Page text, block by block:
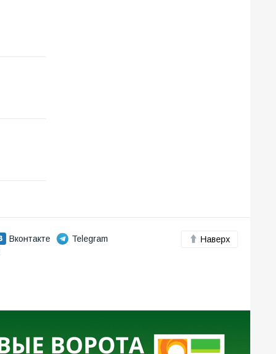
Вконтакте
Telegram
Наверх